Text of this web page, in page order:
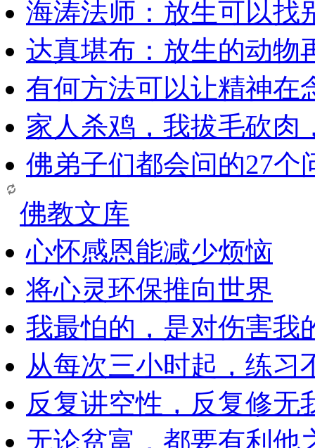
海涛法师：放生可以找
达真堪布：放生的动物
有何方法可以让精神在
家人杀鸡，我拔毛砍肉
佛弟子们都会问的27个
佛教文库
心怀感恩能减少烦恼
将心灵环保推向世界
我最怕的，是对伤害我
从每次三小时起，练习
反复讲空性，反复修无
无论贫富，都要有利他